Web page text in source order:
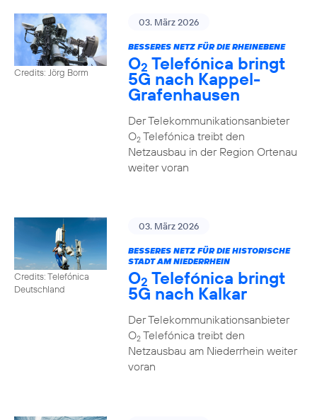
Credits: Jörg Borm
03. März 2026
BESSERES NETZ FÜR DIE RHEINEBENE
O2 Telefónica bringt
5G nach Kappel-
Grafenhausen
Der Telekommunikationsanbieter
O2Telefónica treibt den
Netzausbau in der Region Ortenau
weiter voran
Credits: Telefónica
Deutschland
03. März 2026
BESSERES NETZ FÜR DIE HISTORISCHE
STADT AM NIEDERRHEIN
O2 Telefónica bringt
5G nach Kalkar
Der Telekommunikationsanbieter
O2Telefónica treibt den
Netzausbau am Niederrhein weiter
voran